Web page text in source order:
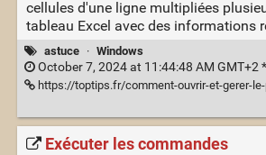
cellules d'une ligne multipliées
tableau Excel avec des informations
astuce · Windows
October 7, 2024 at 11:44:48 AM GMT+2 *
https://toptips.fr/comment-ouvrir-et-gerer-le-presse-
Exécuter les commandes